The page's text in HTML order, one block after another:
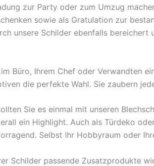
zur Party oder zum Umzug
sowie als Gratulation zur
unsere Schilder ebenfalls
Büro, Ihrem Chef oder Verwandten
die perfekte Wahl. Sie zaubern
Sie es einmal mit unseren
ein Highlight. Auch als Türdeko
Selbst Ihr Hobbyraum oder
Schilder passende Zusatzprodukte